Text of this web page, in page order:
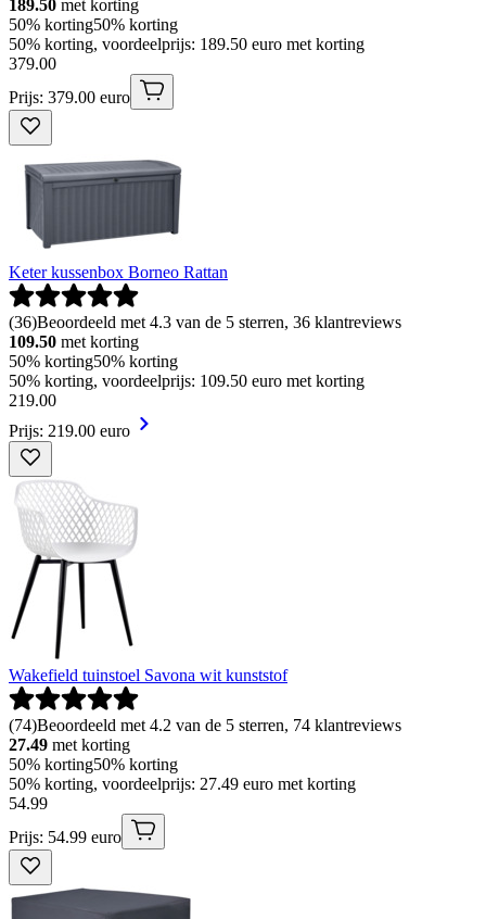
189.50 met korting
50% korting50% korting
50% korting, voordeelprijs: 189.50 euro met korting
379.00
Prijs: 379.00 euro
Keter kussenbox Borneo Rattan
(36)Beoordeeld met 4.3 van de 5 sterren, 36 klantreviews
109.50 met korting
50% korting50% korting
50% korting, voordeelprijs: 109.50 euro met korting
219.00
Prijs: 219.00 euro
Wakefield tuinstoel Savona wit kunststof
(74)Beoordeeld met 4.2 van de 5 sterren, 74 klantreviews
27.49 met korting
50% korting50% korting
50% korting, voordeelprijs: 27.49 euro met korting
54.99
Prijs: 54.99 euro